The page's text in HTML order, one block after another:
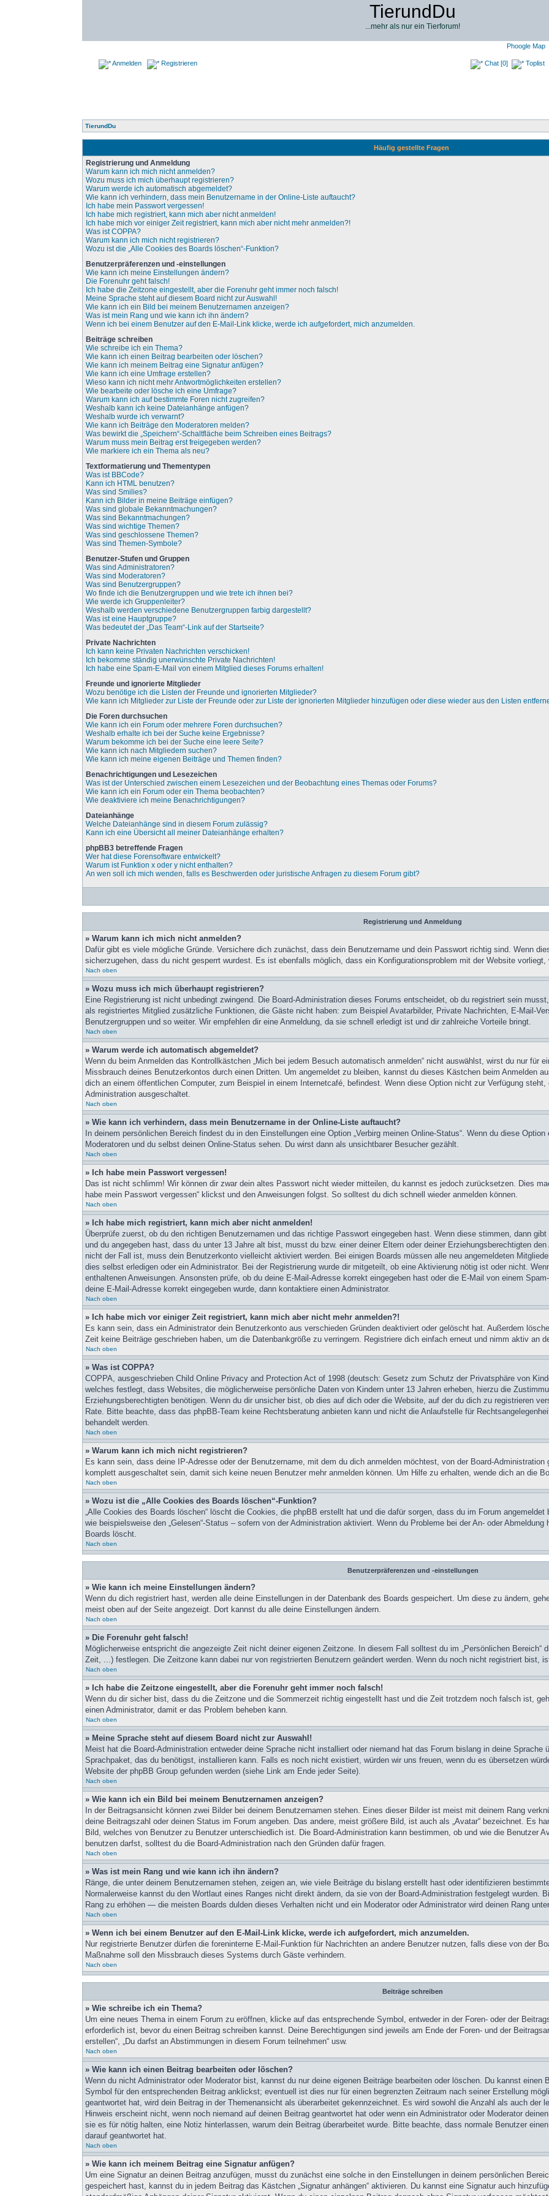
TierundDu
...mehr als nur ein Tierforum!
Anmelden Registrieren
Phoogle Map
Chat [0] Toplist
TierundDu
Häufig gestellte Fragen
Registrierung und Anmeldung
Warum kann ich mich nicht anmelden?
Wozu muss ich mich überhaupt registrieren?
Warum werde ich automatisch abgemeldet?
Wie kann ich verhindern, dass mein Benutzername in der Online-Liste auftaucht?
Ich habe mein Passwort vergessen!
Ich habe mich registriert, kann mich aber nicht anmelden!
Ich habe mich vor einiger Zeit registriert, kann mich aber nicht mehr anmelden?!
Was ist COPPA?
Warum kann ich mich nicht registrieren?
Wozu ist die „Alle Cookies des Boards löschen“-Funktion?
Benutzerpräferenzen und -einstellungen
Wie kann ich meine Einstellungen ändern?
Die Forenuhr geht falsch!
Ich habe die Zeitzone eingestellt, aber die Forenuhr geht immer noch falsch!
Meine Sprache steht auf diesem Board nicht zur Auswahl!
Wie kann ich ein Bild bei meinem Benutzernamen anzeigen?
Was ist mein Rang und wie kann ich ihn ändern?
Wenn ich bei einem Benutzer auf den E-Mail-Link klicke, werde ich aufgefordert, mich anzumelden.
Beiträge schreiben
Wie schreibe ich ein Thema?
Wie kann ich einen Beitrag bearbeiten oder löschen?
Wie kann ich meinem Beitrag eine Signatur anfügen?
Wie kann ich eine Umfrage erstellen?
Wieso kann ich nicht mehr Antwortmöglichkeiten erstellen?
Wie bearbeite oder lösche ich eine Umfrage?
Warum kann ich auf bestimmte Foren nicht zugreifen?
Weshalb kann ich keine Dateianhänge anfügen?
Weshalb wurde ich verwarnt?
Wie kann ich Beiträge den Moderatoren melden?
Was bewirkt die „Speichern“-Schaltfläche beim Schreiben eines Beitrags?
Warum muss mein Beitrag erst freigegeben werden?
Wie markiere ich ein Thema als neu?
Textformatierung und Thementypen
Was ist BBCode?
Kann ich HTML benutzen?
Was sind Smilies?
Kann ich Bilder in meine Beiträge einfügen?
Was sind globale Bekanntmachungen?
Was sind Bekanntmachungen?
Was sind wichtige Themen?
Was sind geschlossene Themen?
Was sind Themen-Symbole?
Benutzer-Stufen und Gruppen
Was sind Administratoren?
Was sind Moderatoren?
Was sind Benutzergruppen?
Wo finde ich die Benutzergruppen und wie trete ich ihnen bei?
Wie werde ich Gruppenleiter?
Weshalb werden verschiedene Benutzergruppen farbig dargestellt?
Was ist eine Hauptgruppe?
Was bedeutet der „Das Team“-Link auf der Startseite?
Private Nachrichten
Ich kann keine Privaten Nachrichten verschicken!
Ich bekomme ständig unerwünschte Private Nachrichten!
Ich habe eine Spam-E-Mail von einem Mitglied dieses Forums erhalten!
Freunde und ignorierte Mitglieder
Wozu benötige ich die Listen der Freunde und ignorierten Mitglieder?
Wie kann ich Mitglieder zur Liste der Freunde oder zur Liste der ignorierten Mitglieder hinzufügen oder diese wieder aus den Listen
Die Foren durchsuchen
Wie kann ich ein Forum oder mehrere Foren durchsuchen?
Weshalb erhalte ich bei der Suche keine Ergebnisse?
Warum bekomme ich bei der Suche eine leere Seite?
Wie kann ich nach Mitgliedern suchen?
Wie kann ich meine eigenen Beiträge und Themen finden?
Benachrichtigungen und Lesezeichen
Was ist der Unterschied zwischen einem Lesezeichen und der Beobachtung eines Themas oder Forums?
Wie kann ich ein Forum oder ein Thema beobachten?
Wie deaktiviere ich meine Benachrichtigungen?
Dateianhänge
Welche Dateianhänge sind in diesem Forum zulässig?
Kann ich eine Übersicht all meiner Dateianhänge erhalten?
phpBB3 betreffende Fragen
Wer hat diese Forensoftware entwickelt?
Warum ist Funktion x oder y nicht enthalten?
An wen soll ich mich wenden, falls es Beschwerden oder juristische Anfragen zu diesem Forum gibt?
Registrierung und Anmeldung
» Warum kann ich mich nicht anmelden?
Dafür gibt es viele mögliche Gründe. Versichere dich zunächst, dass dein Benutzername und dein Passwort richtig sind. Wenn
sicherzugehen, dass du nicht gesperrt wurdest. Es ist ebenfalls möglich, dass ein Konfigurationsproblem mit der Website
Nach oben
» Wozu muss ich mich überhaupt registrieren?
Eine Registrierung ist nicht unbedingt zwingend. Die Board-Administration dieses Forums entscheidet, ob du registriert sein
als registriertes Mitglied zusätzliche Funktionen, die Gäste nicht haben: zum Beispiel Avatarbilder, Private Nachrichten, E-Mail-
Benutzergruppen und so weiter. Wir empfehlen dir eine Anmeldung, da sie schnell erledigt ist und dir zahlreiche Vorteile bringt.
Nach oben
» Warum werde ich automatisch abgemeldet?
Wenn du beim Anmelden das Kontrollkästchen „Mich bei jedem Besuch automatisch anmelden“ nicht auswählst, wirst du nur für
Missbrauch deines Benutzerkontos durch einen Dritten. Um angemeldet zu bleiben, kannst du dieses Kästchen beim Anmelden
dich an einem öffentlichen Computer, zum Beispiel in einem Internetcafé, befindest. Wenn diese Option nicht zur Verfügung
Administration ausgeschaltet.
Nach oben
» Wie kann ich verhindern, dass mein Benutzername in der Online-Liste auftaucht?
In deinem persönlichen Bereich findest du in den Einstellungen eine Option „Verbirg meinen Online-Status“. Wenn du diese
Moderatoren und du selbst deinen Online-Status sehen. Du wirst dann als unsichtbarer Besucher gezählt.
Nach oben
» Ich habe mein Passwort vergessen!
Das ist nicht schlimm! Wir können dir zwar dein altes Passwort nicht wieder mitteilen, du kannst es jedoch zurücksetzen. Dies
habe mein Passwort vergessen“ klickst und den Anweisungen folgst. So solltest du dich schnell wieder anmelden können.
Nach oben
» Ich habe mich registriert, kann mich aber nicht anmelden!
Überprüfe zuerst, ob du den richtigen Benutzernamen und das richtige Passwort eingegeben hast. Wenn diese stimmen, dann
und du angegeben hast, dass du unter 13 Jahre alt bist, musst du bzw. einer deiner Eltern oder deiner Erziehungsberechtigten
nicht der Fall ist, muss dein Benutzerkonto vielleicht aktiviert werden. Bei einigen Boards müssen alle neu angemeldeten
dies selbst erledigen oder ein Administrator. Bei der Registrierung wurde dir mitgeteilt, ob eine Aktivierung nötig ist oder nicht.
enthaltenen Anweisungen. Ansonsten prüfe, ob du deine E-Mail-Adresse korrekt eingegeben hast oder die E-Mail von einem
deine E-Mail-Adresse korrekt eingegeben wurde, dann kontaktiere einen Administrator.
Nach oben
» Ich habe mich vor einiger Zeit registriert, kann mich aber nicht mehr anmelden?!
Es kann sein, dass ein Administrator dein Benutzerkonto aus verschieden Gründen deaktiviert oder gelöscht hat. Außerdem
Zeit keine Beiträge geschrieben haben, um die Datenbankgröße zu verringern. Registriere dich einfach erneut und nimm aktiv an
Nach oben
» Was ist COPPA?
COPPA, ausgeschrieben Child Online Privacy and Protection Act of 1998 (deutsch: Gesetz zum Schutz der Privatsphäre von
welches festlegt, dass Websites, die möglicherweise persönliche Daten von Kindern unter 13 Jahren erheben, hierzu die
Erziehungsberechtigten benötigen. Wenn du dir unsicher bist, ob dies auf dich oder die Website, auf der du dich zu registrieren
Rate. Bitte beachte, dass das phpBB-Team keine Rechtsberatung anbieten kann und nicht die Anlaufstelle für
behandelt werden.
Nach oben
» Warum kann ich mich nicht registrieren?
Es kann sein, dass deine IP-Adresse oder der Benutzername, mit dem du dich anmelden möchtest, von der Board-
komplett ausgeschaltet sein, damit sich keine neuen Benutzer mehr anmelden können. Um Hilfe zu erhalten, wende dich an die
Nach oben
» Wozu ist die „Alle Cookies des Boards löschen“-Funktion?
„Alle Cookies des Boards löschen“ löscht die Cookies, die phpBB erstellt hat und die dafür sorgen, dass du im Forum
wie beispielsweise den „Gelesen“-Status – sofern von der Administration aktiviert. Wenn du Probleme bei der An- oder
Boards löscht.
Nach oben
Benutzerpräferenzen und -einstellungen
» Wie kann ich meine Einstellungen ändern?
Wenn du dich registriert hast, werden alle deine Einstellungen in der Datenbank des Boards gespeichert. Um diese zu ändern,
meist oben auf der Seite angezeigt. Dort kannst du alle deine Einstellungen ändern.
Nach oben
» Die Forenuhr geht falsch!
Möglicherweise entspricht die angezeigte Zeit nicht deiner eigenen Zeitzone. In diesem Fall solltest du im „Persönlichen Bereich“
Zeit, ...) festlegen. Die Zeitzone kann dabei nur von registrierten Benutzern geändert werden. Wenn du noch nicht registriert bist,
Nach oben
» Ich habe die Zeitzone eingestellt, aber die Forenuhr geht immer noch falsch!
Wenn du dir sicher bist, dass du die Zeitzone und die Sommerzeit richtig eingestellt hast und die Zeit trotzdem noch falsch ist,
einen Administrator, damit er das Problem beheben kann.
Nach oben
» Meine Sprache steht auf diesem Board nicht zur Auswahl!
Meist hat die Board-Administration entweder deine Sprache nicht installiert oder niemand hat das Forum bislang in deine
Sprachpaket, das du benötigst, installieren kann. Falls es noch nicht existiert, würden wir uns freuen, wenn du es übersetzen
Website der phpBB Group gefunden werden (siehe Link am Ende jeder Seite).
Nach oben
» Wie kann ich ein Bild bei meinem Benutzernamen anzeigen?
In der Beitragsansicht können zwei Bilder bei deinem Benutzernamen stehen. Eines dieser Bilder ist meist mit deinem Rang
deine Beitragszahl oder deinen Status im Forum angeben. Das andere, meist größere Bild, ist auch als „Avatar“ bezeichnet. Es
Bild, welches von Benutzer zu Benutzer unterschiedlich ist. Die Board-Administration kann bestimmen, ob und wie die Benutzer
benutzen darfst, solltest du die Board-Administration nach den Gründen dafür fragen.
Nach oben
» Was ist mein Rang und wie kann ich ihn ändern?
Ränge, die unter deinem Benutzernamen stehen, zeigen an, wie viele Beiträge du bislang erstellt hast oder identifizieren
Normalerweise kannst du den Wortlaut eines Ranges nicht direkt ändern, da sie von der Board-Administration festgelegt wurden.
Rang zu erhöhen — die meisten Boards dulden dieses Verhalten nicht und ein Moderator oder Administrator wird deinen Rang
Nach oben
» Wenn ich bei einem Benutzer auf den E-Mail-Link klicke, werde ich aufgefordert, mich anzumelden.
Nur registrierte Benutzer dürfen die foreninterne E-Mail-Funktion für Nachrichten an andere Benutzer nutzen, falls diese von der
Maßnahme soll den Missbrauch dieses Systems durch Gäste verhindern.
Nach oben
Beiträge schreiben
» Wie schreibe ich ein Thema?
Um eine neues Thema in einem Forum zu eröffnen, klicke auf das entsprechende Symbol, entweder in der Foren- oder der
erforderlich ist, bevor du einen Beitrag schreiben kannst. Deine Berechtigungen sind jeweils am Ende der Foren- und der
erstellen“, „Du darfst an Abstimmungen in diesem Forum teilnehmen“ usw.
Nach oben
» Wie kann ich einen Beitrag bearbeiten oder löschen?
Wenn du nicht Administrator oder Moderator bist, kannst du nur deine eigenen Beiträge bearbeiten oder löschen. Du kannst einen
Symbol für den entsprechenden Beitrag anklickst; eventuell ist dies nur für einen begrenzten Zeitraum nach seiner Erstellung
geantwortet hat, wird dein Beitrag in der Themenansicht als überarbeitet gekennzeichnet. Es wird sowohl die Anzahl als auch der
Hinweis erscheint nicht, wenn noch niemand auf deinen Beitrag geantwortet hat oder wenn ein Administrator oder Moderator
sie es für nötig halten, eine Notiz hinterlassen, warum dein Beitrag überarbeitet wurde. Bitte beachte, dass normale Benutzer
darauf geantwortet hat.
Nach oben
» Wie kann ich meinem Beitrag eine Signatur anfügen?
Um eine Signatur an deinen Beitrag anzufügen, musst du zunächst eine solche in den Einstellungen in deinem persönlichen
gespeichert hast, kannst du in jedem Beitrag das Kästchen „Signatur anhängen“ aktivieren. Du kannst eine Signatur auch